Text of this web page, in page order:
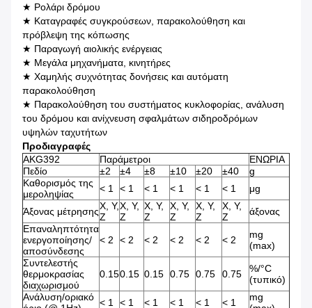
★ Ρολάρι δρόμου
★ Καταγραφές συγκρούσεων, παρακολούθηση και
πρόβλεψη της κόπωσης
★ Παραγωγή αιολικής ενέργειας
★ Μεγάλα μηχανήματα, κινητήρες
★ Χαμηλής συχνότητας δονήσεις και αυτόματη
παρακολούθηση
★ Παρακολούθηση του συστήματος κυκλοφορίας, ανάλυση
του δρόμου και ανίχνευση σφαλμάτων σιδηροδρόμων
υψηλών ταχυτήτων
Προδιαγραφές
AKG392
Παράμετροι
ΕΝΩΡΙΑ
Πεδίο
±2 ±4 ±8 ±10 ±20 ±40
g
Καθορισμός της
μεροληψίας
< 1 < 1 < 1 < 1 < 1 < 1 μg
Άξονας μέτρησηςΧ, Υ,
Ζ
Χ, Υ,
Ζ
Χ, Υ,
Ζ
Χ, Υ,
Ζ
Χ, Υ,
Ζ
Χ, Υ,
Ζ
άξονας
Επαναληπτότητα
ενεργοποίησης/
αποσύνδεσης
< 2 < 2 < 2 < 2 < 2 < 2
mg
(max)
Συντελεστής
θερμοκρασίας
διαχωρισμού
0.150.15 0.15 0.75 0.75 0.75
%/°C
(τυπικό)
Ανάλυση/οριακό < 1 < 1 < 1 < 1 < 1 < 1
mg